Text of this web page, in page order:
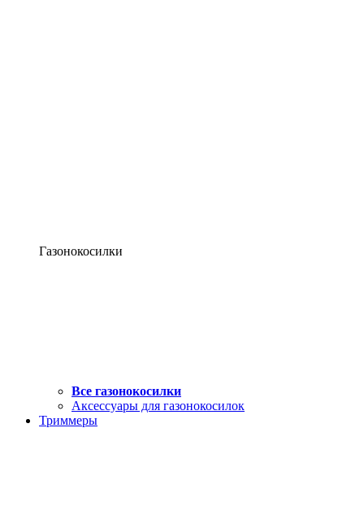
Газонокосилки
Все газонокосилки
Аксессуары для газонокосилок
Триммеры